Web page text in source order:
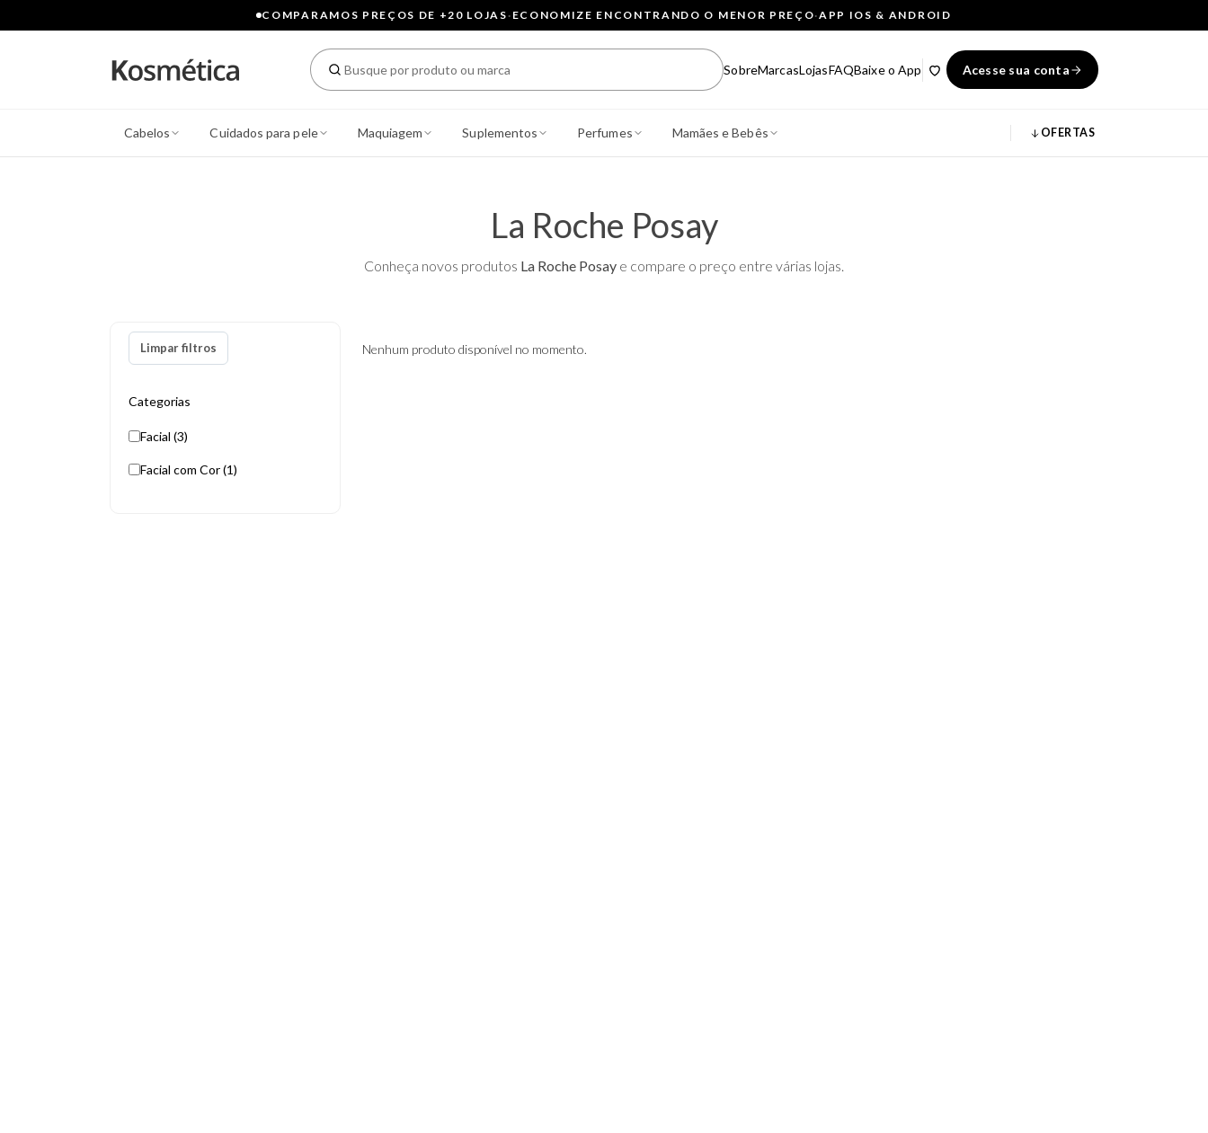
COMPARAMOS PREÇOS DE +20 LOJAS· ECONOMIZE ENCONTRANDO O MENOR PREÇO·APP IOS & ANDROID
SobreMarcasLojasFAQBaixe o App Acesse sua conta
Cabelos Cuidados para pele Maquiagem Suplementos Perfumes Mamães e Bebês OFERTAS
La Roche Posay
Conheça novos produtos La Roche Posay e compare o preço entre várias lojas.
Limpar filtros
Categorias
Facial (3)
Facial com Cor (1)
Nenhum produto disponível no momento.